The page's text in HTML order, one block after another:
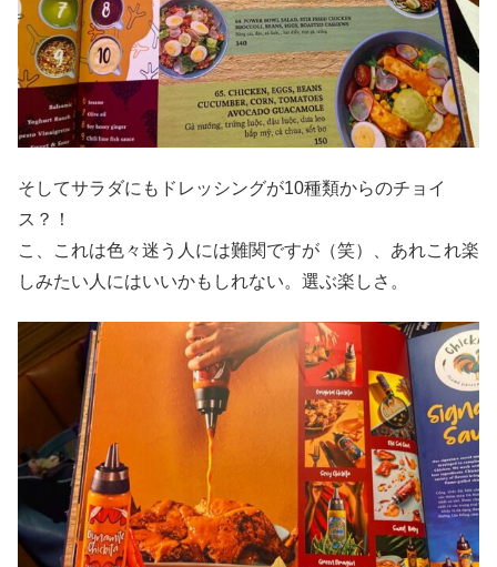
そしてサラダにもドレッシングが10種類からのチョイ
ス？！
こ、これは色々迷う人には難関ですが（笑）、あれこれ楽
しみたい人にはいいかもしれない。選ぶ楽しさ。